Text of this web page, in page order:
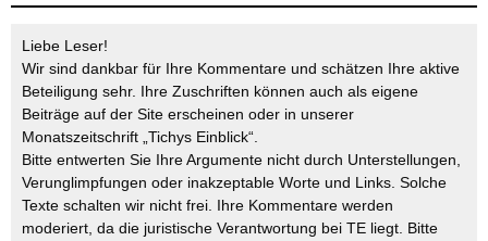
Liebe Leser!
Wir sind dankbar für Ihre Kommentare und schätzen Ihre aktive
Beteiligung sehr. Ihre Zuschriften können auch als eigene
Beiträge auf der Site erscheinen oder in unserer
Monatszeitschrift „Tichys Einblick“.
Bitte entwerten Sie Ihre Argumente nicht durch Unterstellungen,
Verunglimpfungen oder inakzeptable Worte und Links. Solche
Texte schalten wir nicht frei. Ihre Kommentare werden
moderiert, da die juristische Verantwortung bei TE liegt. Bitte